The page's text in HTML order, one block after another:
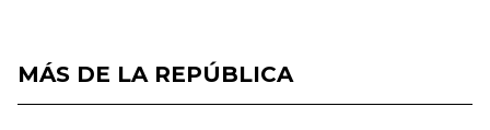
MÁS DE LA REPÚBLICA